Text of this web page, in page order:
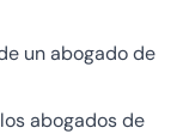
un abogado de
abogados de